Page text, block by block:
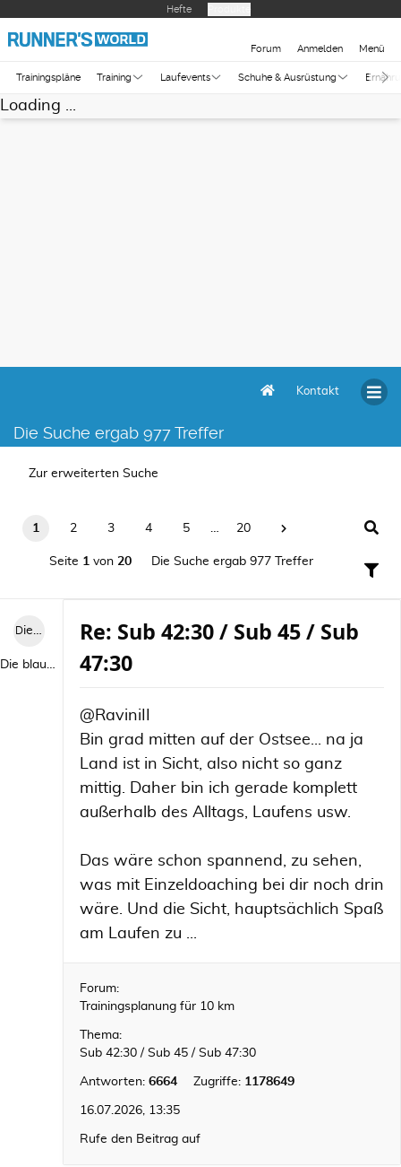
Hefte
Forum Anmelden Menü
Trainingspläne Training Laufevents Schuhe & Ausrüstung
Loading ...
Kontakt
Die Suche ergab 977 Treffer
Zur erweiterten Suche
1 2 3 4 5 … 20
Seite 1 von 20 Die Suche ergab 977 Treffer
Die blaue Luise
Die blaue Luise
Re: Sub 42:30 / Sub 45 / Sub
47:30
@RaviniII
Bin grad mitten auf der Ostsee... na ja
Land ist in Sicht, also nicht so ganz
mittig. Daher bin ich gerade komplett
außerhalb des Alltags, Laufens usw.
Das wäre schon spannend, zu sehen,
was mit Einzeldoaching bei dir noch drin
wäre. Und die Sicht, hauptsächlich Spaß
am Laufen zu ...
Forum:
Trainingsplanung für 10 km
Thema:
Sub 42:30 / Sub 45 / Sub 47:30
Antworten: 6664 Zugriffe: 1178649
16.07.2026, 13:35
Rufe den Beitrag auf